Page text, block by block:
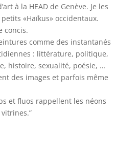
à la HEAD de Genève. Je les
«Haïkus» occidentaux.
concis.
comme des instantanés
: littérature, politique,
histoire, sexualité, poésie, …
des images et parfois même
et fluos rappellent les néons